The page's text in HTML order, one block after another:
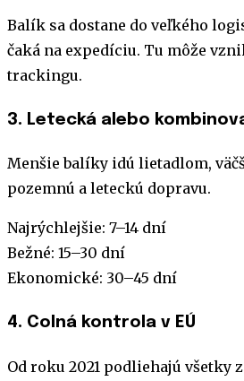
Balík sa dostane do veľkého
čaká na expedíciu. Tu môže
trackingu.
3. Letecká alebo
Menšie balíky idú lietadlom,
pozemnú a leteckú dopravu.
Najrýchlejšie: 7–14 dní
Bežné: 15–30 dní
Ekonomické: 30–45 dní
4. Colná kontrola v EÚ
Od roku 2021 podliehajú všetky